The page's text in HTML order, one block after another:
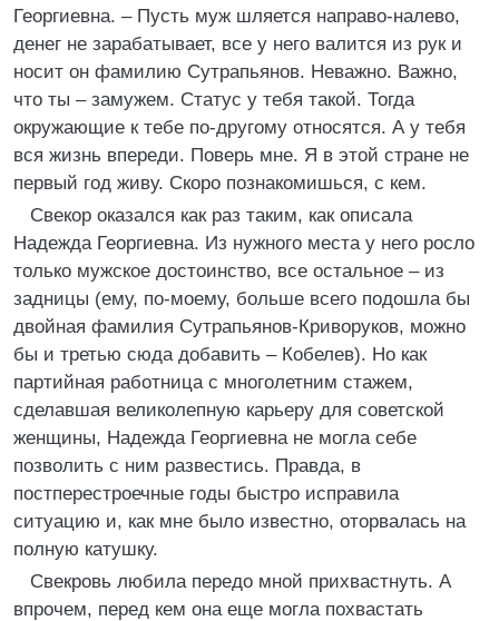
Георгиевна. – Пусть муж шляется направо-налево,
денег не зарабатывает, все у него валится из рук и
носит он фамилию Сутрапьянов. Неважно. Важно,
что ты – замужем. Статус у тебя такой. Тогда
окружающие к тебе по-другому относятся. А у тебя
вся жизнь впереди. Поверь мне. Я в этой стране не
первый год живу. Скоро познакомишься, с кем.
Свекор оказался как раз таким, как описала
Надежда Георгиевна. Из нужного места у него росло
только мужское достоинство, все остальное – из
задницы (ему, по-моему, больше всего подошла бы
двойная фамилия Сутрапьянов-Криворуков, можно
бы и третью сюда добавить – Кобелев). Но как
партийная работница с многолетним стажем,
сделавшая великолепную карьеру для советской
женщины, Надежда Георгиевна не могла себе
позволить с ним развестись. Правда, в
постперестроечные годы быстро исправила
ситуацию и, как мне было известно, оторвалась на
полную катушку.
Свекровь любила передо мной прихвастнуть. А
впрочем, перед кем она еще могла похвастать